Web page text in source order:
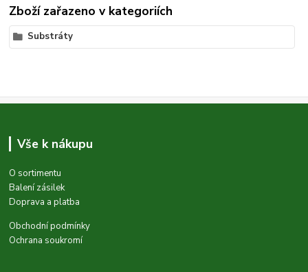
Zboží zařazeno v kategoriích
Substráty
Vše k nákupu
O sortimentu
Balení zásilek
Doprava a platba
Obchodní podmínky
Ochrana soukromí